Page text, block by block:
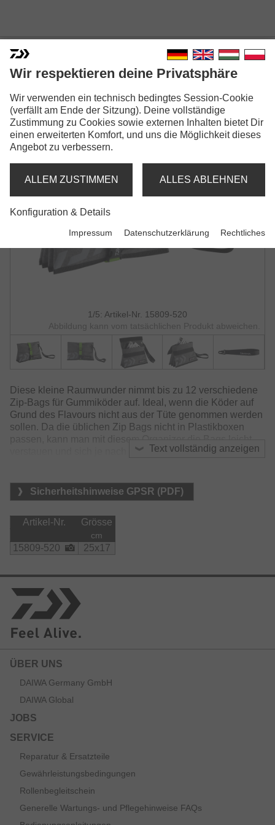
PROREX SOFTBAIT BINDER
KUNSTKÖDER- / TACKLE TASCHE
1/5: Artikel-Nr. 15809-520
Abbildung kann vom tatsächlichen Produkt abweichen.
Text vollständig anzeigen
Diese kleine Raumwunder nimmt bis zu 12 verschiedene
Zip-Bags für Gummiköder auf. Ideal, wenn die Köder auf
Grund des Flavours nicht aus der Tüte genommen werden
sollen. Da die üblichen Zip Bags nicht in Plastikboxen
verstauen und sich je nach Zielfisch oder Angelart
Der Binder kann mittels Karabiner und Schlaufe an
anderen Tackle Bags befestigt werden und passt zudem
Das wasserabweisende Material ist äußerst
strapazierfähig und kann leicht gereinigt werden.
Polyester
Sicherheitshinweise GPSR (PDF)
Artikel-Nr. Grösse
cm
15809-520 25x17
ÜBER UNS
DAIWA Germany GmbH
DAIWA Global
JOBS
SERVICE
Reparatur & Ersatzteile
Gewährleistungsbedingungen
Rollenbegleitschein
Generelle Wartungs- und Pflegehinweise FAQs
Wir respektieren deine Privatsphäre
Wir verwenden ein technisch bedingtes Session-Cookie
(verfällt am Ende der Sitzung). Deine vollständige
Zustimmung zu Cookies sowie externen Inhalten bietet Dir
einen erweiterten Komfort, und uns die Möglichkeit dieses
Angebot zu verbessern.
ALLEM ZUSTIMMEN ALLES ABLEHNEN
Konfiguration & Details
Impressum Datenschutzerklärung Rechtliches